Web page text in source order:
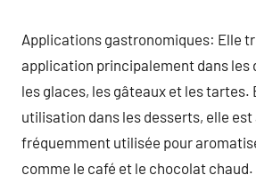
Applications gastronomiques: Elle
application principalement dans les
les glaces, les gâteaux et les tartes.
utilisation dans les desserts, elle est
fréquemment utilisée pour
comme le café et le chocolat chaud.